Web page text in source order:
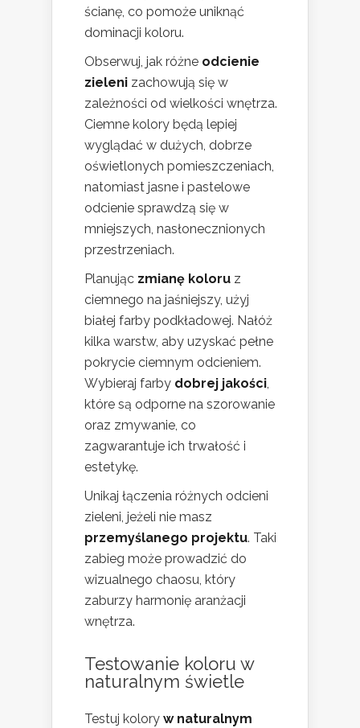
ścianę, co pomoże uniknąć
dominacji koloru.
Obserwuj, jak różne odcienie
zieleni zachowują się w
zależności od wielkości wnętrza.
Ciemne kolory będą lepiej
wyglądać w dużych, dobrze
oświetlonych pomieszczeniach,
natomiast jasne i pastelowe
odcienie sprawdzą się w
mniejszych, nasłonecznionych
przestrzeniach.
Planując zmianę koloru z
ciemnego na jaśniejszy, użyj
białej farby podkładowej. Nałóż
kilka warstw, aby uzyskać pełne
pokrycie ciemnym odcieniem.
Wybieraj farby dobrej jakości,
które są odporne na szorowanie
oraz zmywanie, co
zagwarantuje ich trwałość i
estetykę.
Unikaj łączenia różnych odcieni
zieleni, jeżeli nie masz
przemyślanego projektu. Taki
zabieg może prowadzić do
wizualnego chaosu, który
zaburzy harmonię aranżacji
wnętrza.
Testowanie koloru w
naturalnym świetle
Testuj kolory w naturalnym